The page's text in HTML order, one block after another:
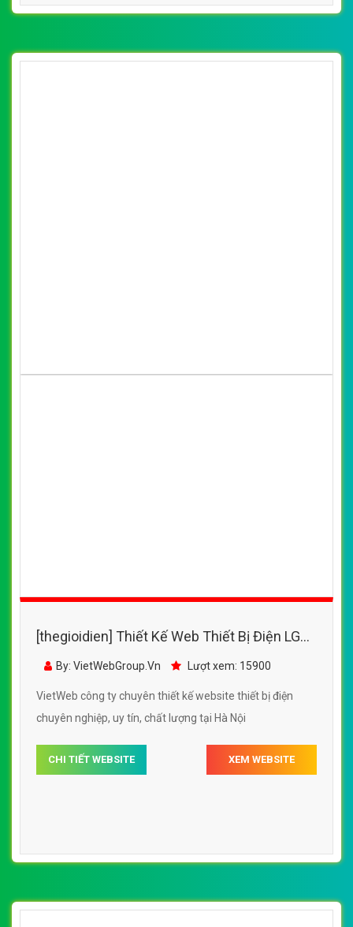
[thegioidien] Thiết Kế Web Thiết Bị Điện LG
đẹp, chuyên nghiệp chuẩn SEO
By: VietWebGroup.Vn Lượt xem: 15900
VietWeb công ty chuyên thiết kế website thiết bị điện
chuyên nghiệp, uy tín, chất lượng tại Hà Nội
CHI TIẾT WEBSITE XEM WEBSITE